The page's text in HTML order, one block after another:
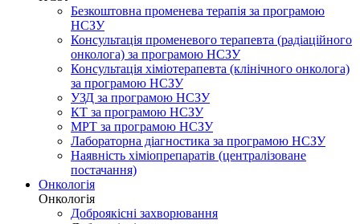
Безкоштовна променева терапія за програмою
НСЗУ
Консультація променевого терапевта (радіаційного
онколога) за програмою НСЗУ
Консультація хіміотерапевта (клінічного онколога)
за програмою НСЗУ
УЗД за програмою НСЗУ
КТ за програмою НСЗУ
МРТ за програмою НСЗУ
Лабораторна діагностика за програмою НСЗУ
Наявність хіміопрепаратів (централізоване
постачання)
Онкологія
Онкологія
Доброякісні захворювання